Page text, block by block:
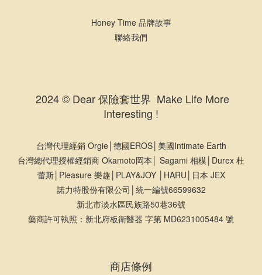
Honey Time 品牌故事
聯絡我們
2024 © Dear 保險套世界 Make Life More
Interesting !
台灣代理經銷 Orgie│德國EROS│美國Intimate Earth
台灣總代理授權經銷商 Okamoto岡本│ Sagami 相模│Durex 杜
蕾斯│Pleasure 樂趣│PLAY&JOY │HARU│日本 JEX
諾力特股份有限公司│統一編號66599632
新北市淡水區民族路50巷36號
藥商許可執照：新北府板衛醫器 字第 MD6231005484 號
商店條例